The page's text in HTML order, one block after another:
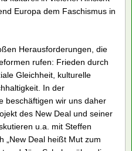
beteiligt, wo wir das
hat die dazu
müssen. Wir werden
der Zwischenzeit stellen wir
Verfügung und laden alle
ein.
fear itself.“ Mit diesem
seine Antrittsrede